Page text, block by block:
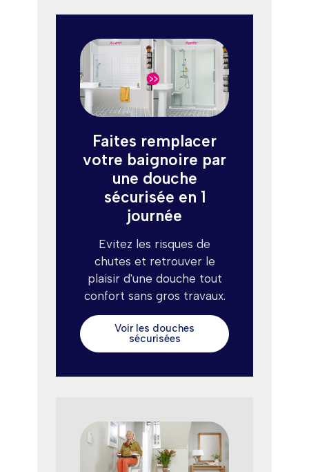
Faites remplacer
votre baignoire par
une douche
sécurisée en 1
journée
Evitez les risques de
chutes et retrouver le
plaisir d'une douche tout
confort sans gros travaux.
Voir les douches
sécurisées